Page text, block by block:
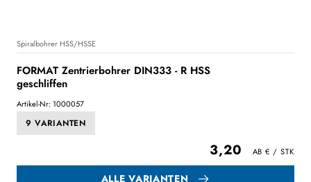
Spiralbohrer HSS/HSSE
FORMAT Zentrierbohrer DIN333 - R HSS
geschliffen
Artikel-Nr: 1000057
9 VARIANTEN
3,20
ALLE VARIANTEN